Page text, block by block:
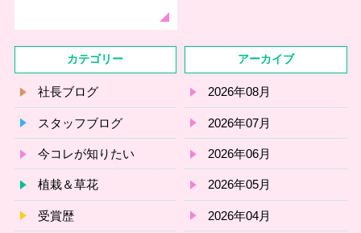
カテゴリー
社長ブログ
スタッフブログ
今コレが知りたい
植栽＆草花
受賞歴
アーカイブ
2026年08月
2026年07月
2026年06月
2026年05月
2026年04月